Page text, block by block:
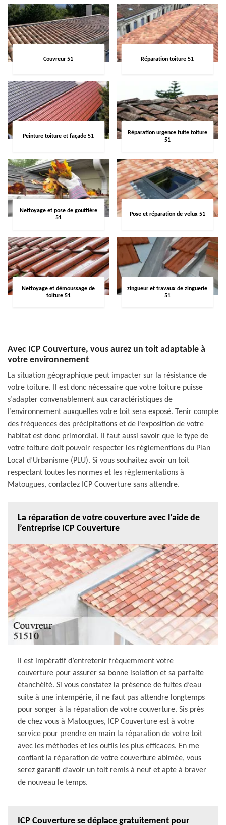
Couvreur 51 Réparation toiture 51
Peinture toiture et façade 51
Réparation urgence fuite toiture
51
Nettoyage et pose de gouttière
51
Pose et réparation de velux 51
Nettoyage et démoussage de
toiture 51
zingueur et travaux de zinguerie
51
Avec ICP Couverture, vous aurez un toit adaptable à
votre environnement
La situation géographique peut impacter sur la résistance de
votre toiture. Il est donc nécessaire que votre toiture puisse
s’adapter convenablement aux caractéristiques de
l’environnement auxquelles votre toit sera exposé. Tenir compte
des fréquences des précipitations et de l’exposition de votre
habitat est donc primordial. Il faut aussi savoir que le type de
votre toiture doit pouvoir respecter les réglementions du Plan
Local d’Urbanisme (PLU). Si vous souhaitez avoir un toit
respectant toutes les normes et les règlementations à
Matougues, contactez ICP Couverture sans attendre.
La réparation de votre couverture avec l’aide de
l’entreprise ICP Couverture
Il est impératif d’entretenir fréquemment votre
couverture pour assurer sa bonne isolation et sa parfaite
étanchéité. Si vous constatez la présence de fuites d’eau
suite à une intempérie, il ne faut pas attendre longtemps
pour songer à la réparation de votre couverture. Sis près
de chez vous à Matougues, ICP Couverture est à votre
service pour prendre en main la réparation de votre toit
avec les méthodes et les outils les plus efficaces. En me
confiant la réparation de votre couverture abimée, vous
serez garanti d’avoir un toit remis à neuf et apte à braver
de nouveau le temps.
ICP Couverture se déplace gratuitement pour